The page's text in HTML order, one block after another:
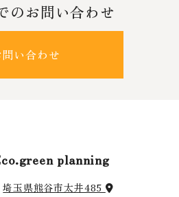
のお問い合わせ
問い合わせ
planning
埼玉県熊谷市太井485